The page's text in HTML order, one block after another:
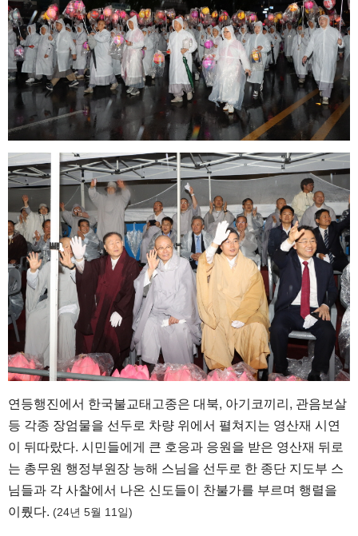
연등행진에서 한국불교태고종은 대북, 아기코끼리, 관음보살
등 각종 장엄물을 선두로 차량 위에서 펼쳐지는 영산재 시연
이 뒤따랐다. 시민들에게 큰 호응과 응원을 받은 영산재 뒤로
는 총무원 행정부원장 능해 스님을 선두로 한 종단 지도부 스
님들과 각 사찰에서 나온 신도들이 찬불가를 부르며 행렬을
이뤘다. (24년 5월 11일)